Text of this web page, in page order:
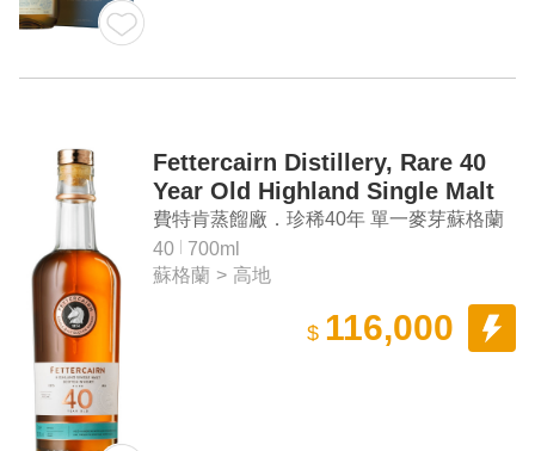
Fettercairn Distillery, Rare 40
Year Old Highland Single Malt
Scotch Whisky
費特肯蒸餾廠．珍稀40年 單一麥芽蘇格蘭
威士忌
40
700ml
蘇格蘭 > 高地
$ 116,000